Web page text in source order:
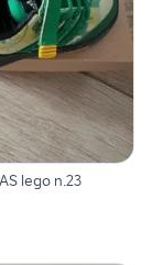
Scarpe ADIDAS lego n.23